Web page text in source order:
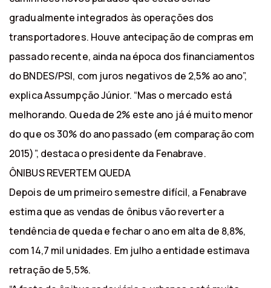
gradualmente integrados às operações dos
transportadores. Houve antecipação de compras em
passado recente, ainda na época dos financiamentos
do BNDES/PSI, com juros negativos de 2,5% ao ano”,
explica Assumpção Júnior. “Mas o mercado está
melhorando. Queda de 2% este ano já é muito menor
do que os 30% do ano passado (em comparação com
2015)”, destaca o presidente da Fenabrave.
ÔNIBUS REVERTEM QUEDA
Depois de um primeiro semestre difícil, a Fenabrave
estima que as vendas de ônibus vão reverter a
tendência de queda e fechar o ano em alta de 8,8%,
com 14,7 mil unidades. Em julho a entidade estimava
retração de 5,5%.